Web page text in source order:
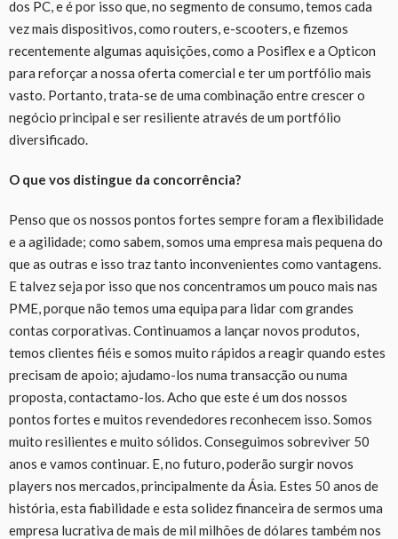
dos PC, e é por isso que, no segmento de consumo, temos cada
vez mais dispositivos, como routers, e-scooters, e fizemos
recentemente algumas aquisições, como a Posiflex e a Opticon
para reforçar a nossa oferta comercial e ter um portfólio mais
vasto. Portanto, trata-se de uma combinação entre crescer o
negócio principal e ser resiliente através de um portfólio
diversificado.
O que vos distingue da concorrência?
Penso que os nossos pontos fortes sempre foram a flexibilidade
e a agilidade; como sabem, somos uma empresa mais pequena do
que as outras e isso traz tanto inconvenientes como vantagens.
E talvez seja por isso que nos concentramos um pouco mais nas
PME, porque não temos uma equipa para lidar com grandes
contas corporativas. Continuamos a lançar novos produtos,
temos clientes fiéis e somos muito rápidos a reagir quando estes
precisam de apoio; ajudamo-los numa transacção ou numa
proposta, contactamo-los. Acho que este é um dos nossos
pontos fortes e muitos revendedores reconhecem isso. Somos
muito resilientes e muito sólidos. Conseguimos sobreviver 50
anos e vamos continuar. E, no futuro, poderão surgir novos
players nos mercados, principalmente da Ásia. Estes 50 anos de
história, esta fiabilidade e esta solidez financeira de sermos uma
empresa lucrativa de mais de mil milhões de dólares também nos